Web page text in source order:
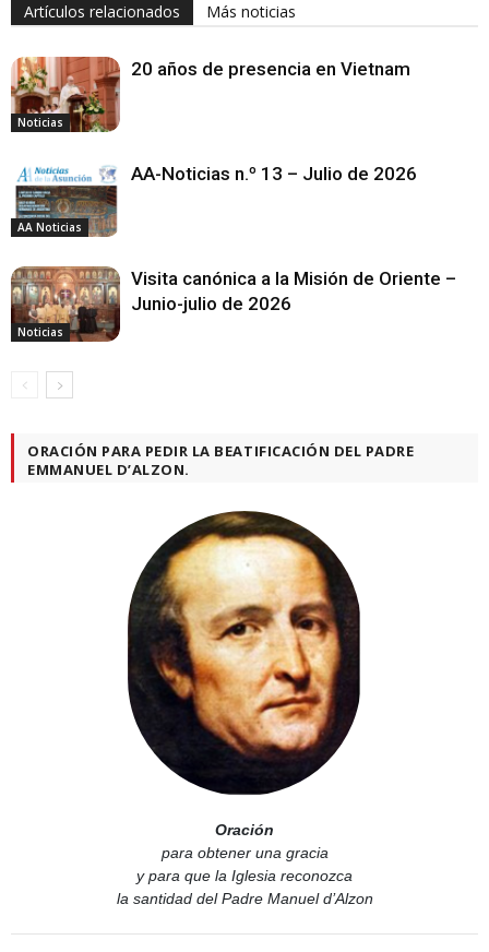
Artículos relacionados Más noticias
Noticias
20 años de presencia en Vietnam
AA Noticias
AA-Noticias n.º 13 – Julio de 2026
Noticias
Visita canónica a la Misión de Oriente –
Junio-julio de 2026
ORACIÓN PARA PEDIR LA BEATIFICACIÓN DEL PADRE
EMMANUEL D’ALZON.
Oración
para obtener una gracia
y para que la Iglesia reconozca
la santidad del Padre Manuel d’Alzon